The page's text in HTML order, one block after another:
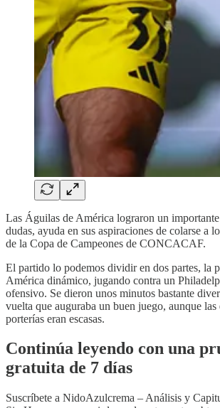
Las Águilas de América lograron un
dudas, ayuda en sus aspiraciones de colarse a
de la Copa de Campeones de CONCACAF.
El partido lo podemos dividir en dos partes, la
América dinámico, jugando contra un
ofensivo. Se dieron unos minutos bastante
vuelta que auguraba un buen juego, aunque las
porterías eran escasas.
Continúa leyendo con una
gratuita de 7 días
Suscríbete a NidoAzulcrema – Análisis y